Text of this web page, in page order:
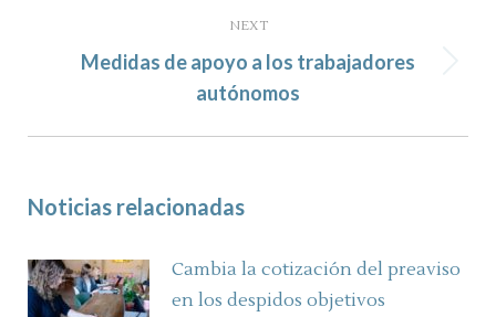
NEXT
Next
post:
Medidas de apoyo a los trabajadores
autónomos
Noticias relacionadas
Cambia la cotización del preaviso
en los despidos objetivos